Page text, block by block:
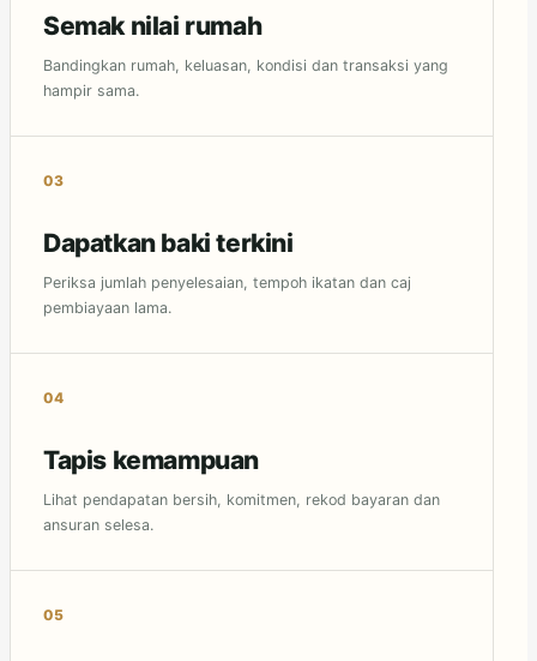
Semak nilai rumah
Bandingkan rumah, keluasan, kondisi dan transaksi yang
hampir sama.
Dapatkan baki terkini
Periksa jumlah penyelesaian, tempoh ikatan dan caj
pembiayaan lama.
Tapis kemampuan
Lihat pendapatan bersih, komitmen, rekod bayaran dan
ansuran selesa.